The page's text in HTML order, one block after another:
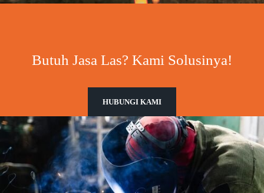
Butuh Jasa Las? Kami Solusinya!
HUBUNGI KAMI